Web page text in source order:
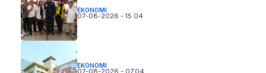
EKONOMI
07-08-2026 - 15.04
EKONOMI
07-08-2026 - 07.04